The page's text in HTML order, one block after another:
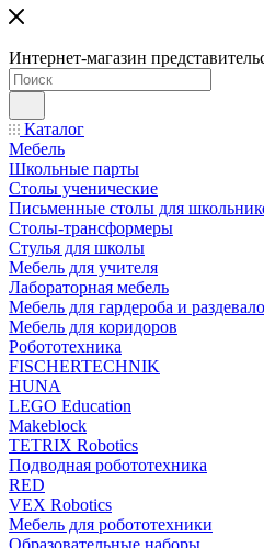
Интернет-магазин
Каталог
Мебель
Школьные парты
Столы ученические
Письменные столы для
Столы-трансформеры
Стулья для школы
Мебель для учителя
Лабораторная мебель
Мебель для гардероба и
Мебель для коридоров
Робототехника
FISCHERTECHNIK
HUNA
LEGO Education
Makeblock
TETRIX Robotics
Подводная робототехника
RED
VEX Robotics
Мебель для робототехники
Образовательные наборы